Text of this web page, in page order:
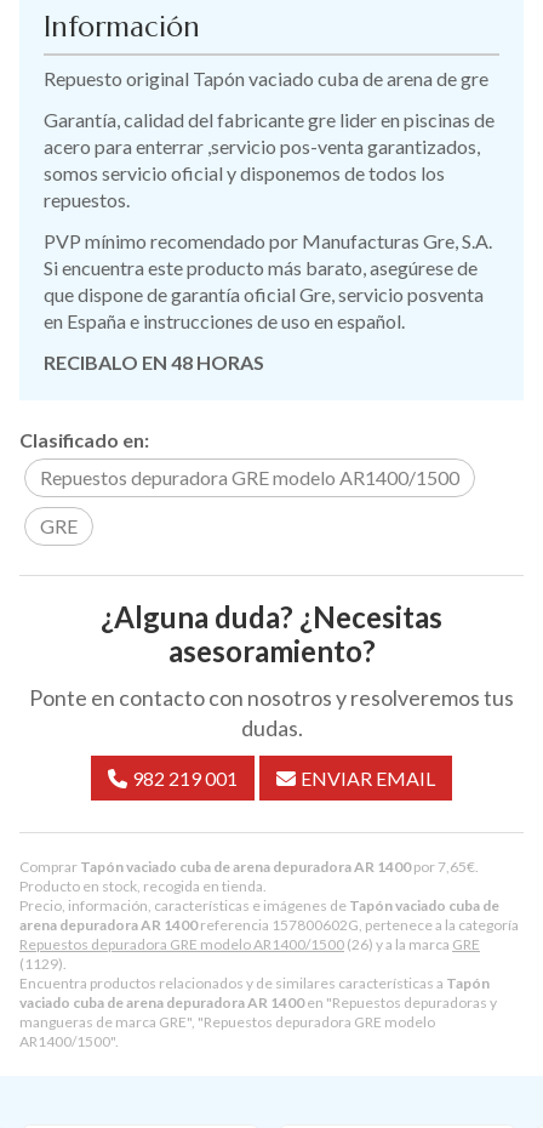
Comprar Tapón vaciado cuba de arena depuradora AR 1400por 7,65€
Producto en stock, recogida en tienda.
Precio, información, características e imágenes de Tapón vaciado cuba de
arena depuradora AR 1400referencia 157800602G, pertenece a la categoría
Repuestos depuradora GRE modelo AR1400/1500 (26) y a la marca GRE
(1129).
Encuentra productos relacionados y de similares características a Tapón
vaciado cuba de arena depuradora AR 1400en "Repuestos depuradoras y
mangueras de marca GRE", "Repuestos depuradora GRE modelo
AR1400/1500".
Información
Repuesto original Tapón vaciado cuba de arena de gre
Garantía, calidad del fabricante gre lider en piscinas de
acero para enterrar ,servicio pos-venta garantizados,
somos servicio oficial y disponemos de todos los
repuestos.
PVP mínimo recomendado por Manufacturas Gre, S.A.
Si encuentra este producto más barato, asegúrese de
que dispone de garantía oficial Gre, servicio posventa
en España e instrucciones de uso en español.
RECIBALO EN 48 HORAS
Clasificado en:
Repuestos depuradora GRE modelo AR1400/1500
GRE
¿Alguna duda? ¿Necesitas
asesoramiento?
Ponte en contacto con nosotros y resolveremos tus
dudas.
982 219 001 ENVIAR EMAIL